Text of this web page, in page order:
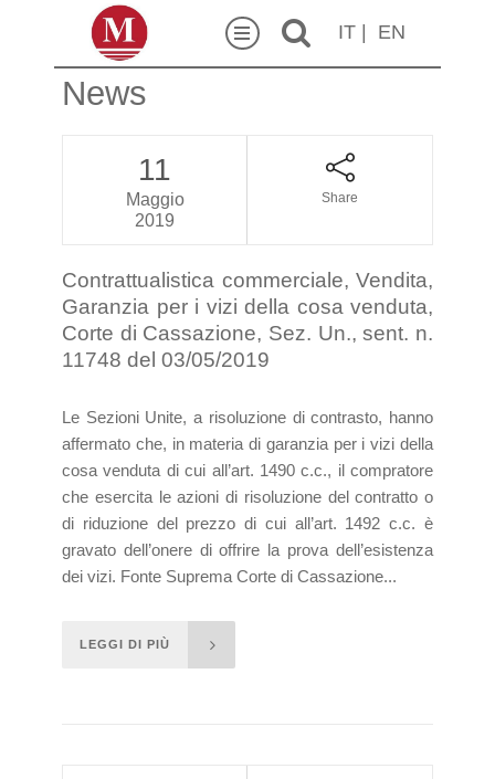
IT| EN
News
11
Maggio
2019
Share
Contrattualistica commerciale, Vendita,
Garanzia per i vizi della cosa venduta,
Corte di Cassazione, Sez. Un., sent. n.
11748 del 03/05/2019
Le Sezioni Unite, a risoluzione di contrasto, hanno
affermato che, in materia di garanzia per i vizi della
cosa venduta di cui all’art. 1490 c.c., il compratore
che esercita le azioni di risoluzione del contratto o
di riduzione del prezzo di cui all’art. 1492 c.c. è
gravato dell’onere di offrire la prova dell’esistenza
dei vizi. Fonte Suprema Corte di Cassazione...
LEGGI DI PIÙ